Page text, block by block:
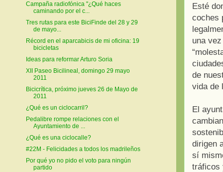
Esté
coches
una
de
vida de
El
dirigen
sí
tráficos
Campaña radiofónica "¿Qué haces
caminando por el c...
Tres rutas para este BiciFinde del 28 y 29
de mayo...
Récord en el aparcabicis de mi oficina: 19
bicicletas
Ideas para reformar Arturo Soria
XII Paseo Bicilineal, domingo 29 mayo
2011
Bicicrítica, próximo jueves 26 de Mayo de
2011
¿Qué es un ciclocarril?
Pedalibre rompe relaciones con el
Ayuntamiento de ...
¿Qué es una ciclocalle?
#22M - Felicidades a todos los madrileños
Por qué yo no pido el voto para ningún
partido